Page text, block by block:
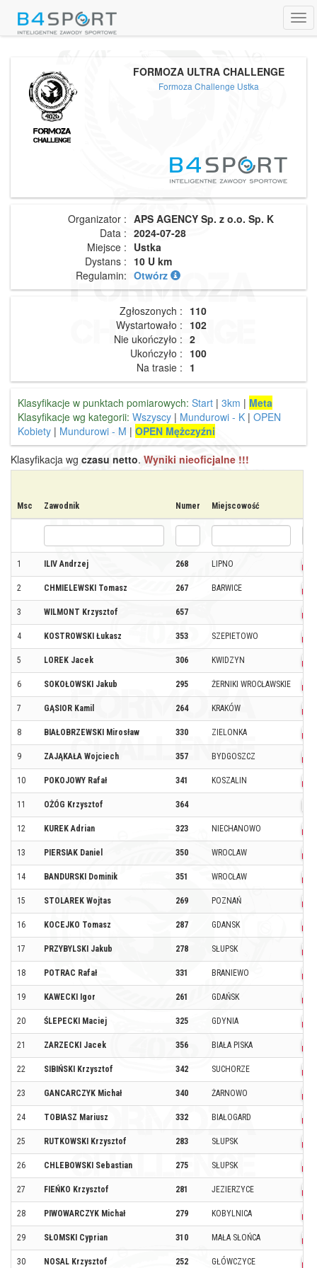
FORMOZA ULTRA CHALLENGE
Formoza Challenge Ustka
Organizator : APS AGENCY Sp. z o.o. Sp. K
Data : 2024-07-28
Miejsce : Ustka
Dystans : 10 U km
Regulamin: Otwórz
Zgłoszonych : 110
Wystartowało : 102
Nie ukończyło : 2
Ukończyło : 100
Na trasie : 1
Klasyfikacje w punktach pomiarowych: Start | 3km | Meta
Klasyfikacje wg kategorii: Wszyscy | Mundurowi - K | OPEN
Kobiety | Mundurowi - M | OPEN Mężczyźni
Klasyfikacja wg czasu netto. Wyniki nieoficjalne !!!
Msc Zawodnik Numer Miejscowość
1 ILIV Andrzej 268 LIPNO
2 CHMIELEWSKI Tomasz 267 BARWICE
3 WILMONT Krzysztof 657
4 KOSTROWSKI Łukasz 353 SZEPIETOWO
5 LOREK Jacek 306 KWIDZYN
6 SOKOŁOWSKI Jakub 295 ŻERNIKI WROCŁAWSKIE
7 GĄSIOR Kamil 264 KRAKÓW
8 BIAŁOBRZEWSKI Mirosław 330 ZIELONKA
9 ZAJĄKAŁA Wojciech 357 BYDGOSZCZ
10 POKOJOWY Rafał 341 KOSZALIN
11 OŻÓG Krzysztof 364
12 KUREK Adrian 323 NIECHANOWO
13 PIERSIAK Daniel 350 WROCLAW
14 BANDURSKI Dominik 351 WROCŁAW
15 STOLAREK Wojtas 269 POZNAŃ
16 KOCEJKO Tomasz 287 GDANSK
17 PRZYBYLSKI Jakub 278 SŁUPSK
18 POTRAC Rafał 331 BRANIEWO
19 KAWECKI Igor 261 GDAŃSK
20 ŚLEPECKI Maciej 325 GDYNIA
21 ZARZECKI Jacek 356 BIAŁA PISKA
22 SIBIŃSKI Krzysztof 342 SUCHORZE
23 GANCARCZYK Michał 340 ŻARNOWO
24 TOBIASZ Mariusz 332 BIAŁOGARD
25 RUTKOWSKI Krzysztof 283 SŁUPSK
26 CHLEBOWSKI Sebastian 275 SŁUPSK
27 FIEŃKO Krzysztof 281 JEZIERZYCE
28 PIWOWARCZYK Michał 279 KOBYLNICA
29 SŁOMSKI Cyprian 310 MAŁA SŁOŃCA
30 NOSAL Krzysztof 252 GŁÓWCZYCE